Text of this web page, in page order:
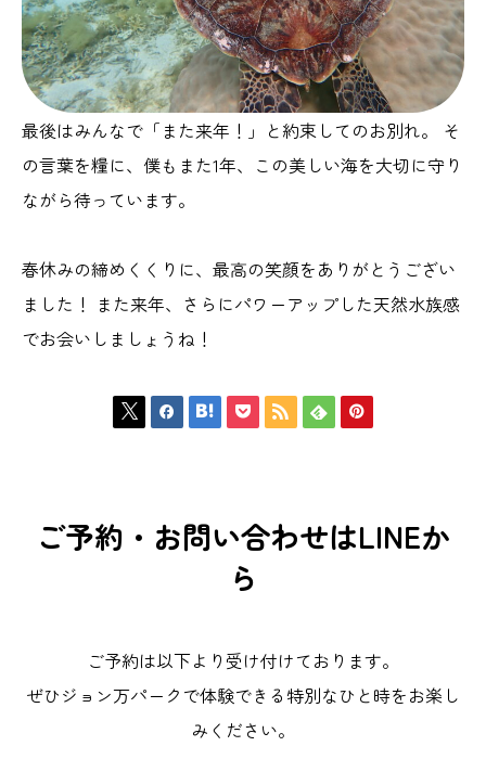
最後はみんなで「また来年！」と約束してのお別れ。 そ
の言葉を糧に、僕もまた1年、この美しい海を大切に守り
ながら待っています。
春休みの締めくくりに、最高の笑顔をありがとうござい
ました！ また来年、さらにパワーアップした天然水族感
でお会いしましょうね！
      
ご予約・お問い合わせはLINEか
ら
ご予約は以下より受け付けております。
ぜひジョン万パークで体験できる特別なひと時をお楽し
みください。